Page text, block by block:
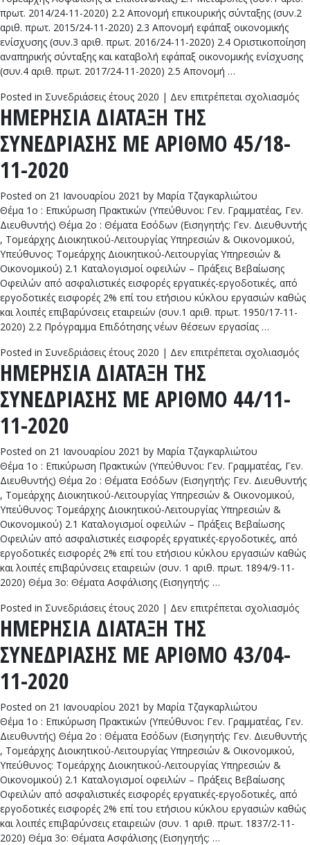
πρωτ. 2014/24-11-2020) 2.2 Απονομή επικουρικής σύνταξης (συν.2
αριθ. πρωτ. 2015/24-11-2020) 2.3 Απονομή εφάπαξ οικονομικής
ενίσχυσης (συν.3 αριθ. πρωτ. 2016/24-11-2020) 2.4 Οριστικοποίηση
αναπηρικής σύνταξης και καταβολή εφάπαξ οικονομικής ενίσχυσης
(συν.4 αριθ. πρωτ. 2017/24-11-2020) 2.5 Απονομή …
Posted in Συνεδριάσεις έτους 2020 | Δεν επιτρέπεται σχολιασμός
ΗΜΕΡΗΣΙΑ ΔΙΑΤΑΞΗ ΤΗΣ
ΣΥΝΕΔΡΙΑΣΗΣ ΜΕ ΑΡΙΘΜΟ 45/18-
11-2020
Posted on 21 Ιανουαρίου 2021 by Μαρία Τζαγκαρλιώτου
Θέμα 1ο : Επικύρωση Πρακτικών (Υπεύθυνοι: Γεν. Γραμματέας, Γεν.
Διευθυντής) Θέμα 2ο : Θέματα Εσόδων (Εισηγητής: Γεν. Διευθυντής
, Τομεάρχης Διοικητικού-Λειτουργίας Υπηρεσιών & Οικονομικού,
Υπεύθυνος: Τομεάρχης Διοικητικού-Λειτουργίας Υπηρεσιών &
Οικονομικού) 2.1 Καταλογισμοί οφειλών – Πράξεις Βεβαίωσης
Οφειλών από ασφαλιστικές εισφορές εργατικές-εργοδοτικές, από
εργοδοτικές εισφορές 2% επί του ετήσιου κύκλου εργασιών καθώς
και λοιπές επιβαρύνσεις εταιρειών (συν.1 αριθ. πρωτ. 1950/17-11-
2020) 2.2 Πρόγραμμα Επιδότησης νέων θέσεων εργασίας …
Posted in Συνεδριάσεις έτους 2020 | Δεν επιτρέπεται σχολιασμός
ΗΜΕΡΗΣΙΑ ΔΙΑΤΑΞΗ ΤΗΣ
ΣΥΝΕΔΡΙΑΣΗΣ ΜΕ ΑΡΙΘΜΟ 44/11-
11-2020
Posted on 21 Ιανουαρίου 2021 by Μαρία Τζαγκαρλιώτου
Θέμα 1ο : Επικύρωση Πρακτικών (Υπεύθυνοι: Γεν. Γραμματέας, Γεν.
Διευθυντής) Θέμα 2ο : Θέματα Εσόδων (Εισηγητής: Γεν. Διευθυντής
, Τομεάρχης Διοικητικού-Λειτουργίας Υπηρεσιών & Οικονομικού,
Υπεύθυνος: Τομεάρχης Διοικητικού-Λειτουργίας Υπηρεσιών &
Οικονομικού) 2.1 Καταλογισμοί οφειλών – Πράξεις Βεβαίωσης
Οφειλών από ασφαλιστικές εισφορές εργατικές-εργοδοτικές, από
εργοδοτικές εισφορές 2% επί του ετήσιου κύκλου εργασιών καθώς
και λοιπές επιβαρύνσεις εταιρειών (συν. 1 αριθ. πρωτ. 1894/9-11-
2020) Θέμα 3ο: Θέματα Ασφάλισης (Εισηγητής: …
Posted in Συνεδριάσεις έτους 2020 | Δεν επιτρέπεται σχολιασμός
ΗΜΕΡΗΣΙΑ ΔΙΑΤΑΞΗ ΤΗΣ
ΣΥΝΕΔΡΙΑΣΗΣ ΜΕ ΑΡΙΘΜΟ 43/04-
11-2020
Posted on 21 Ιανουαρίου 2021 by Μαρία Τζαγκαρλιώτου
Θέμα 1ο : Επικύρωση Πρακτικών (Υπεύθυνοι: Γεν. Γραμματέας, Γεν.
Διευθυντής) Θέμα 2ο : Θέματα Εσόδων (Εισηγητής: Γεν. Διευθυντής
, Τομεάρχης Διοικητικού-Λειτουργίας Υπηρεσιών & Οικονομικού,
Υπεύθυνος: Τομεάρχης Διοικητικού-Λειτουργίας Υπηρεσιών &
Οικονομικού) 2.1 Καταλογισμοί οφειλών – Πράξεις Βεβαίωσης
Οφειλών από ασφαλιστικές εισφορές εργατικές-εργοδοτικές, από
εργοδοτικές εισφορές 2% επί του ετήσιου κύκλου εργασιών καθώς
και λοιπές επιβαρύνσεις εταιρειών (συν. 1 αριθ. πρωτ. 1837/2-11-
2020) Θέμα 3ο: Θέματα Ασφάλισης (Εισηγητής: …